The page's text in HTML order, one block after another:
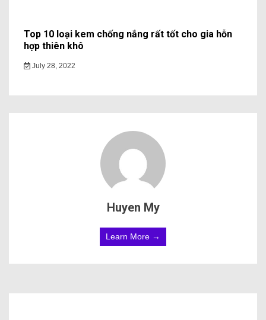
Top 10 loại kem chống nắng rất tốt cho gia hỗn
hợp thiên khô
July 28, 2022
Huyen My
Learn More →